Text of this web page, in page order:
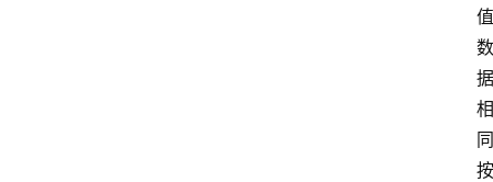
值
数
据
相
同
按